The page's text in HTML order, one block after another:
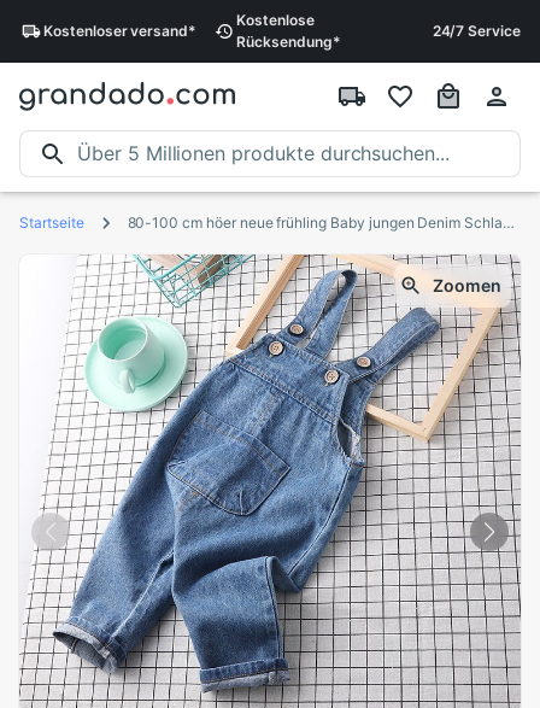
Kostenloserversand*
Kostenlose
Rücksendung*
24/7 Service
Startseite 80-100 cm höer neue frühling Baby jungen Denim Schlauch 1 pc stil Kleinkind Denim insgesamt freundlicher Jeans
Zoomen